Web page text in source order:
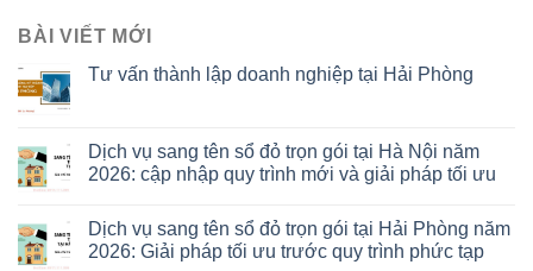
BÀI VIẾT MỚI
Tư vấn thành lập doanh nghiệp tại Hải Phòng
Dịch vụ sang tên sổ đỏ trọn gói tại Hà Nội năm
2026: cập nhập quy trình mới và giải pháp tối ưu
Dịch vụ sang tên sổ đỏ trọn gói tại Hải Phòng năm
2026: Giải pháp tối ưu trước quy trình phức tạp